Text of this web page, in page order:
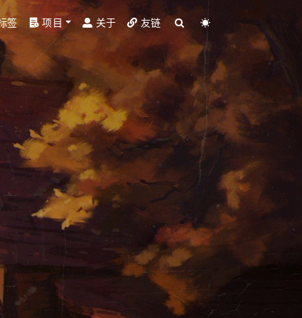
签 项目 关于 友链